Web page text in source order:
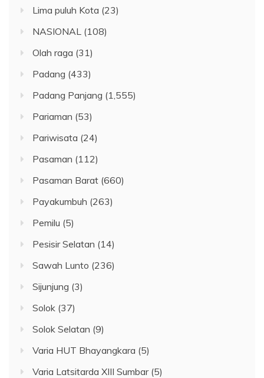
Lima puluh Kota (23)
NASIONAL (108)
Olah raga (31)
Padang (433)
Padang Panjang (1,555)
Pariaman (53)
Pariwisata (24)
Pasaman (112)
Pasaman Barat (660)
Payakumbuh (263)
Pemilu (5)
Pesisir Selatan (14)
Sawah Lunto (236)
Sijunjung (3)
Solok (37)
Solok Selatan (9)
Varia HUT Bhayangkara (5)
Varia Latsitarda XIII Sumbar(5)